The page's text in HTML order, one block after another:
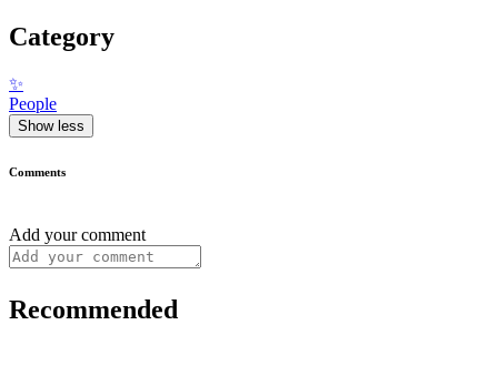
Category
✨
People
Show less
Comments
Add your comment
Recommended